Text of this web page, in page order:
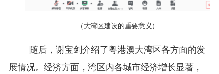
（大湾区建设的重要意义）
随后，谢宝剑介绍了粤港澳大湾区各方面的发
展情况。经济方面，湾区内各城市经济增长显著，